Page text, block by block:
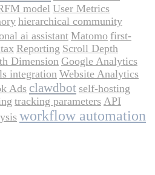
model User Metrics
hierarchical community
ai assistant Matomo first-
Reporting Scroll Depth
Dimension Google Analytics
integration Website Analytics
Ads clawdbot self-hosting
tracking parameters API
workflow automation